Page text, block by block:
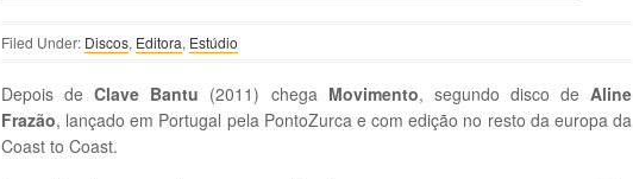
Filed Under: Discos, Editora, Estúdio
Depois deClave Bantu (2011) chega Movimento, segundo disco de Aline
Frazão, lançado em Portugal pela PontoZurca e com edição no resto da europa da
Coast to Coast.